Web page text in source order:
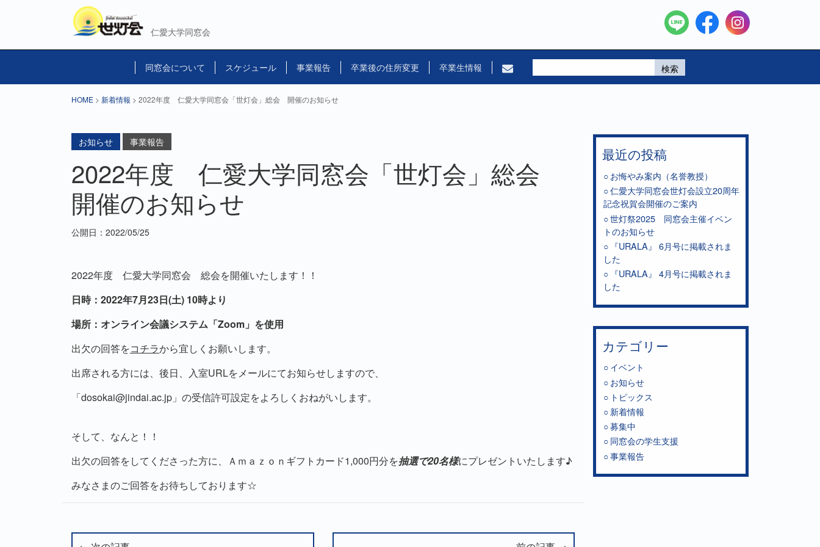
仁愛大学同窓会
同窓会について スケジュール 事業報告 卒業後の住所変更 卒業生情報 検索
HOME > 新着情報 > 2022年度 仁愛大学同窓会「世灯会」総会 開催のお知らせ
お知らせ 事業報告
2022年度 仁愛大学同窓会「世灯会」総会
開催のお知らせ
公開日：2022/05/25
2022年度 仁愛大学同窓会 総会を開催いたします！！
日時：2022年7月23日(土) 10時より
場所：オンライン会議システム「Zoom」を使用
出欠の回答をコチラから宜しくお願いします。
出席される方には、後日、入室URLをメールにてお知らせしますので、
「dosokai@jindai.ac.jp」の受信許可設定をよろしくおねがいします。
そして、なんと！！
出欠の回答をしてくださった方に、Ａｍａｚｏｎギフトカード1,000円分を抽選で20名様にプレゼントいたします♪
みなさまのご回答をお待ちしております☆
最近の投稿
お悔やみ案内（名誉教授）
仁愛大学同窓会世灯会設立20周年
記念祝賀会開催のご案内
世灯祭2025 同窓会主催イベン
トのお知らせ
『URALA』 6月号に掲載されま
した
『URALA』 4月号に掲載されま
した
カテゴリー
イベント
お知らせ
トピックス
新着情報
募集中
同窓会の学生支援
事業報告